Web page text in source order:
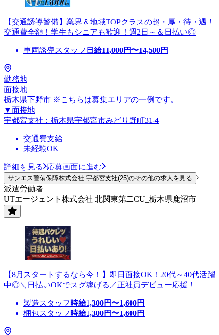
【交通誘導警備】業界＆地域TOPクラスの超・厚・待・遇！
交通費全額！学生もシニアも歓迎！週2日～＆日払い◎
車両誘導スタッフ 日給11,000円〜14,500円
勤務地
面接地
栃木県下野市 ※こちらは募集エリアの一例です。
▼面接地
宇都宮支社：栃木県宇都宮市みどり野町31-4
交通費支給
未経験OK
詳細を見る 応募画面に進む
サンエス警備保障株式会社 宇都宮支社(25)のその他の求人を見る
派遣労働者
UTエージェント株式会社 北関東第二CU_栃木県鹿沼市
【8月スタートするなら今！】即日面接OK！20代～40代活躍
中◎＼日払いOKでスグ稼げる／正社員デビュー応援！
製造スタッフ 時給1,300円〜1,600円
梱包スタッフ 時給1,300円〜1,600円